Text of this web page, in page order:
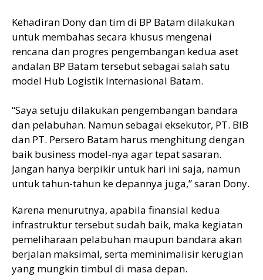
Kehadiran Dony dan tim di BP Batam dilakukan
untuk membahas secara khusus mengenai
rencana dan progres pengembangan kedua aset
andalan BP Batam tersebut sebagai salah satu
model Hub Logistik Internasional Batam.
“Saya setuju dilakukan pengembangan bandara
dan pelabuhan. Namun sebagai eksekutor, PT. BIB
dan PT. Persero Batam harus menghitung dengan
baik business model-nya agar tepat sasaran.
Jangan hanya berpikir untuk hari ini saja, namun
untuk tahun-tahun ke depannya juga,” saran Dony.
Karena menurutnya, apabila finansial kedua
infrastruktur tersebut sudah baik, maka kegiatan
pemeliharaan pelabuhan maupun bandara akan
berjalan maksimal, serta meminimalisir kerugian
yang mungkin timbul di masa depan.